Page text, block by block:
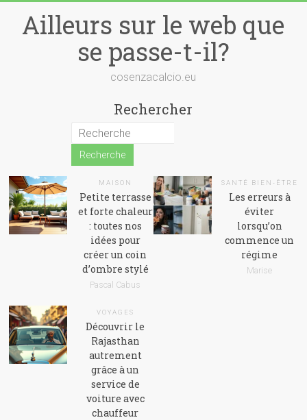
contentAilleurs sur le web que
se passe-t-il?
cosenzacalcio.eu
Rechercher
MAISON
Petite terrasse
et forte chaleur
: toutes nos
idées pour
créer un coin
d’ombre stylé
Pascal Cabus
SANTÉ BIEN-ÊTRE
Les erreurs à
éviter
lorsqu’on
commence un
régime
Marise
VOYAGES
Découvrir le
Rajasthan
autrement
grâce à un
service de
voiture avec
chauffeur